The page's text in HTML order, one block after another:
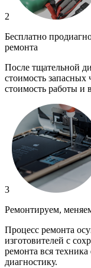
2
Бесплатно
ремонта
После тщательной
стоимость запасных
стоимость работы и
3
Ремонтируем,
Процесс ремонта
изготовителей с
ремонта вся техника
диагностику.